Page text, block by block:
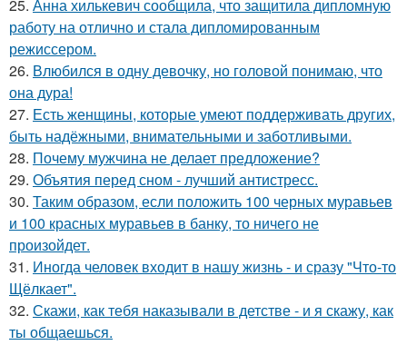
25. Анна хилькевич сообщила, что защитила дипломную
работу на отлично и стала дипломированным
режиссером.
26. Влюбился в одну девочку, но головой понимаю, что
она дура!
27. Есть женщины, которые умеют поддерживать других,
быть надёжными, внимательными и заботливыми.
28. Почему мужчина не делает предложение?
29. Объятия перед сном - лучший антистресс.
30. Таким образом, если положить 100 черных муравьев
и 100 красных муравьев в банку, то ничего не
произойдет.
31. Иногда человек входит в нашу жизнь - и сразу "Что-то
Щёлкает".
32. Скажи, как тебя наказывали в детстве - и я скажу, как
ты общаешься.